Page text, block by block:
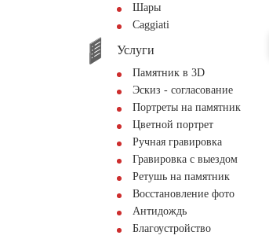
Шары
Сaggiati
Услуги
Памятник в 3D
Эскиз - согласование
Портреты на памятник
Цветной портрет
Ручная гравировка
Гравировка с выездом
Ретушь на памятник
Восстановление фото
Антидождь
Благоустройство